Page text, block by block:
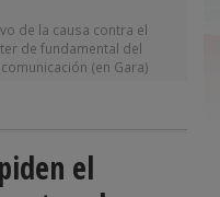
de la causa contra el
de fundamental del
(en Gara)
el